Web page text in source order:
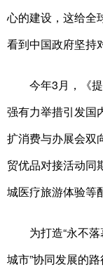
心的建设，这给全
看到中国政府坚持
今年3月，《提
强有力举措引发国
扩消费与办展会双
贸优品对接活动同
城医疗旅游体验
为打造“永不落
城市”协同发展的